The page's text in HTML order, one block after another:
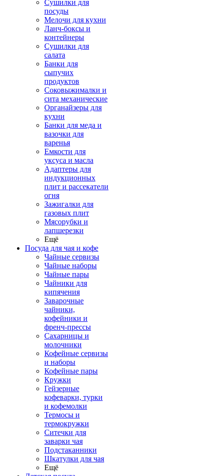
Сушилки для
посуды
Мелочи для кухни
Ланч-боксы и
контейнеры
Сушилки для
салата
Банки для
сыпучих
продуктов
Соковыжималки и
сита механические
Органайзеры для
кухни
Банки для меда и
вазочки для
варенья
Емкости для
уксуса и масла
Адаптеры для
индукционных
плит и рассекатели
огня
Зажигалки для
газовых плит
Мясорубки и
лапшерезки
Ещё
Посуда для чая и кофе
Чайные сервизы
Чайные наборы
Чайные пары
Чайники для
кипячения
Заварочные
чайники,
кофейники и
френч-прессы
Сахарницы и
молочники
Кофейные сервизы
и наборы
Кофейные пары
Кружки
Гейзерные
кофеварки, турки
и кофемолки
Термосы и
термокружки
Ситечки для
заварки чая
Подстаканники
Шкатулки для чая
Ещё